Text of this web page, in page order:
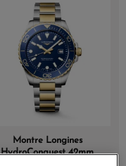
Montre Longines
HydroConquest 42mm